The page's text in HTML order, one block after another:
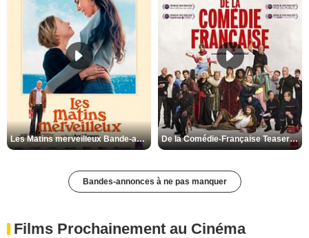
Les Matins merveilleux Bande-annonce VF De la Comédie-Française Teaser VF
Bandes-annonces à ne pas manquer
Films Prochainement au Cinéma